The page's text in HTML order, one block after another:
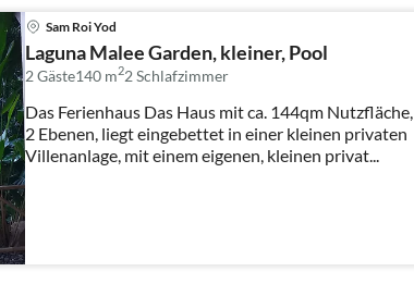
Sam Roi Yod
Laguna Malee Garden, kleiner, Pool
2 Gäste140 m22Schlafzimmer
Das Ferienhaus Das Haus mit ca. 144qm
2 Ebenen, liegt eingebettet in einer kleinen privaten
Villenanlage, mit einem eigenen, kleinen privat...